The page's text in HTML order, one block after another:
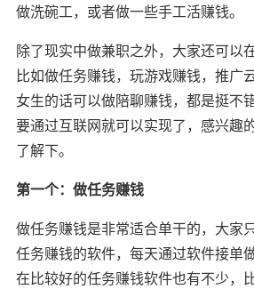
做洗碗工，或者做一些手工活赚钱。
除了现实中做兼职之外，大家还可以
比如做任务赚钱，玩游戏赚钱，推广
女生的话可以做陪聊赚钱，都是挺不
要通过互联网就可以实现了，感兴趣
了解下。
第一个：做任务赚钱
做任务赚钱是非常适合单干的，大家
任务赚钱的软件，每天通过软件接单
在比较好的任务赚钱软件也有不少，